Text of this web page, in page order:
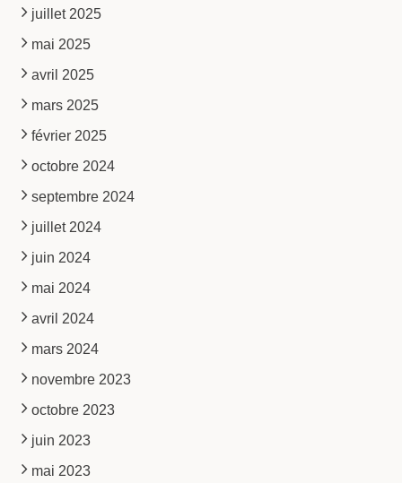
juillet 2025
mai 2025
avril 2025
mars 2025
février 2025
octobre 2024
septembre 2024
juillet 2024
juin 2024
mai 2024
avril 2024
mars 2024
novembre 2023
octobre 2023
juin 2023
mai 2023